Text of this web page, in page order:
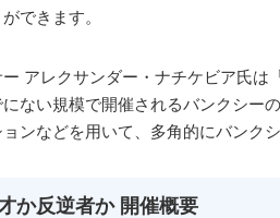
できます。
アレクサンダー・ナチケビア氏
ない規模で開催されるバンクシー
ンなどを用いて、多角的にバンク
か反逆者か 開催概要